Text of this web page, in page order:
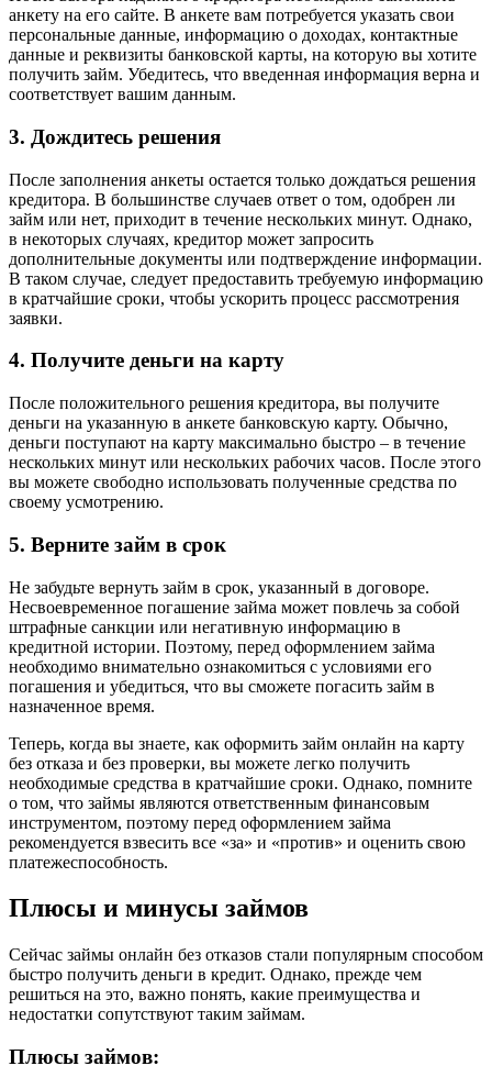
анкету на его сайте. В анкете вам потребуется указать свои
персональные данные, информацию о доходах, контактные
данные и реквизиты банковской карты, на которую вы хотите
получить займ. Убедитесь, что введенная информация верна и
соответствует вашим данным.
3. Дождитесь решения
После заполнения анкеты остается только дождаться решения
кредитора. В большинстве случаев ответ о том, одобрен ли
займ или нет, приходит в течение нескольких минут. Однако,
в некоторых случаях, кредитор может запросить
дополнительные документы или подтверждение информации.
В таком случае, следует предоставить требуемую информацию
в кратчайшие сроки, чтобы ускорить процесс рассмотрения
заявки.
4. Получите деньги на карту
После положительного решения кредитора, вы получите
деньги на указанную в анкете банковскую карту. Обычно,
деньги поступают на карту максимально быстро – в течение
нескольких минут или нескольких рабочих часов. После этого
вы можете свободно использовать полученные средства по
своему усмотрению.
5. Верните займ в срок
Не забудьте вернуть займ в срок, указанный в договоре.
Несвоевременное погашение займа может повлечь за собой
штрафные санкции или негативную информацию в
кредитной истории. Поэтому, перед оформлением займа
необходимо внимательно ознакомиться с условиями его
погашения и убедиться, что вы сможете погасить займ в
назначенное время.
Теперь, когда вы знаете, как оформить займ онлайн на карту
без отказа и без проверки, вы можете легко получить
необходимые средства в кратчайшие сроки. Однако, помните
о том, что займы являются ответственным финансовым
инструментом, поэтому перед оформлением займа
рекомендуется взвесить все «за» и «против» и оценить свою
платежеспособность.
Плюсы и минусы займов
Сейчас займы онлайн без отказов стали популярным способом
быстро получить деньги в кредит. Однако, прежде чем
решиться на это, важно понять, какие преимущества и
недостатки сопутствуют таким займам.
Плюсы займов: